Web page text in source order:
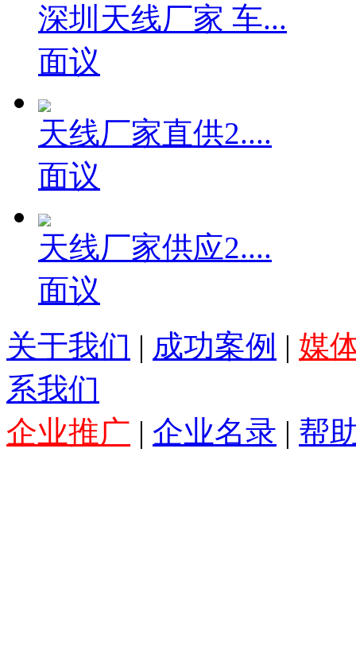
深圳天线厂家 车...
面议
天线厂家直供2....
面议
天线厂家供应2....
面议
关于我们 | 成功案例 | 媒
系我们
企业推广 | 企业名录 | 帮